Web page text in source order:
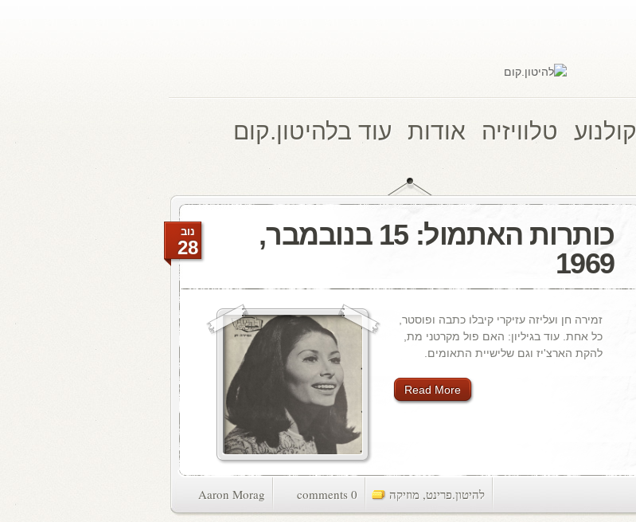
קולנוע טלוויזיה אודות עוד בלהיטון.קום
כותרות האתמול: 15 בנובמבר,
1969
נוב
28
זמירה חן ועליזה עזיקרי קיבלו כתבה ופוסטר,
כל אחת. עוד בגיליון: האם פול מקרטני מת,
להקת הארצ'יז וגם שלישיית התאומים.
Read More
Aaron Morag 0 comments להיטון.פרינט, מוזיקה